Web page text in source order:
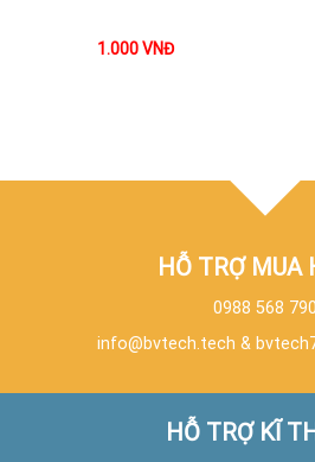
1.000VNĐ
HỖ TRỢ MUA
0988 568 790
info@bvtech.tech &
HỖ TRỢ KĨ